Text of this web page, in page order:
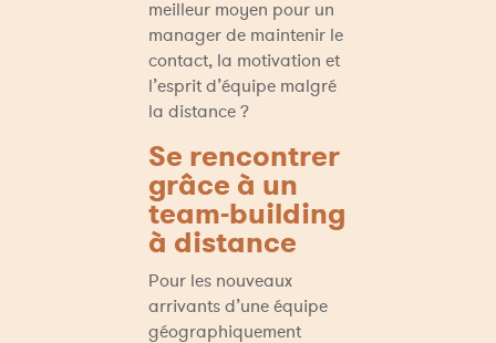
meilleur moyen pour un
manager de maintenir le
contact, la motivation et
l’esprit d’équipe malgré
la distance ?
Se rencontrer
grâce à un
team-building
à distance
Pour les nouveaux
arrivants d’une équipe
géographiquement